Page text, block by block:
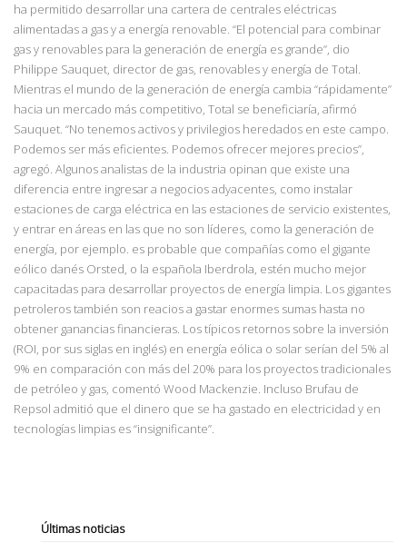
ha permitido desarrollar una cartera de centrales eléctricas
alimentadas a gas y a energía renovable. “El potencial para combinar
gas y renovables para la generación de energía es grande”, dio
Philippe Sauquet, director de gas, renovables y energía de Total.
Mientras el mundo de la generación de energía cambia “rápidamente”
hacia un mercado más competitivo, Total se beneficiaría, afirmó
Sauquet. “No tenemos activos y privilegios heredados en este campo.
Podemos ser más eficientes. Podemos ofrecer mejores precios”,
agregó. Algunos analistas de la industria opinan que existe una
diferencia entre ingresar a negocios adyacentes, como instalar
estaciones de carga eléctrica en las estaciones de servicio existentes,
y entrar en áreas en las que no son líderes, como la generación de
energía, por ejemplo. es probable que compañías como el gigante
eólico danés Orsted, o la española Iberdrola, estén mucho mejor
capacitadas para desarrollar proyectos de energía limpia. Los gigantes
petroleros también son reacios a gastar enormes sumas hasta no
obtener ganancias financieras. Los típicos retornos sobre la inversión
(ROI, por sus siglas en inglés) en energía eólica o solar serían del 5% al
9% en comparación con más del 20% para los proyectos tradicionales
de petróleo y gas, comentó Wood Mackenzie. Incluso Brufau de
Repsol admitió que el dinero que se ha gastado en electricidad y en
tecnologías limpias es“insignificante”.
Últimas noticias